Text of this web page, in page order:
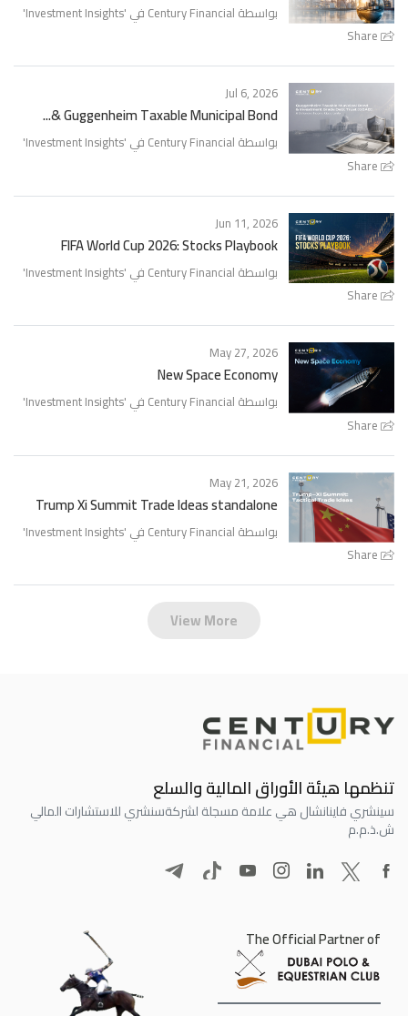
Share
بواسطة Century Financial في ' Investment Insights
'
Share
Jul 6, 2026
Guggenheim Taxable Municipal Bond &...
بواسطة Century Financial في ' Investment Insights
'
Share
Jun 11, 2026
FIFA World Cup 2026: Stocks Playbook
بواسطة Century Financial في ' Investment Insights
'
Share
May 27, 2026
New Space Economy
بواسطة Century Financial في ' Investment Insights
'
Share
May 21, 2026
Trump Xi Summit Trade Ideas standalone
بواسطة Century Financial في ' Investment Insights
'
View More
تنظمها هيئة الأوراق المالية والسلع
سينشري فاينانشال هي علامة مسجلة لشركةسنشري للاستشارات المالي
ش.ذ.م.م
The Official Partner of